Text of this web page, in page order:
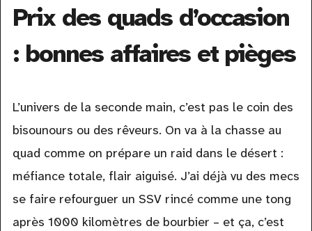
Prix des quads d’occasion
: bonnes affaires et pièges
L’univers de la seconde main, c’est pas le coin des
bisounours ou des rêveurs. On va à la chasse au
quad comme on prépare un raid dans le désert :
méfiance totale, flair aiguisé. J’ai déjà vu des mecs
se faire refourguer un SSV rincé comme une tong
après 1000 kilomètres de bourbier – et ça, c’est